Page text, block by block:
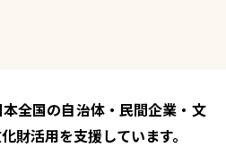
全国の自治体・民間企業・文
財活用を支援しています。